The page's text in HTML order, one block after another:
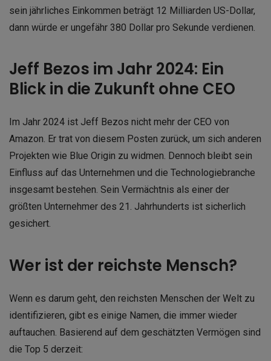
sein jährliches Einkommen beträgt 12 Milliarden US-Dollar,
dann würde er ungefähr 380 Dollar pro Sekunde verdienen.
Jeff Bezos im Jahr 2024: Ein
Blick in die Zukunft ohne CEO
Im Jahr 2024 ist Jeff Bezos nicht mehr der CEO von
Amazon. Er trat von diesem Posten zurück, um sich anderen
Projekten wie Blue Origin zu widmen. Dennoch bleibt sein
Einfluss auf das Unternehmen und die Technologiebranche
insgesamt bestehen. Sein Vermächtnis als einer der
größten Unternehmer des 21. Jahrhunderts ist sicherlich
gesichert.
Wer ist der reichste Mensch?
Wenn es darum geht, den reichsten Menschen der Welt zu
identifizieren, gibt es einige Namen, die immer wieder
auftauchen. Basierend auf dem geschätzten Vermögen sind
die Top 5 derzeit: